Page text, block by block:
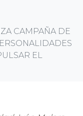
CAMPAÑA DE
EL